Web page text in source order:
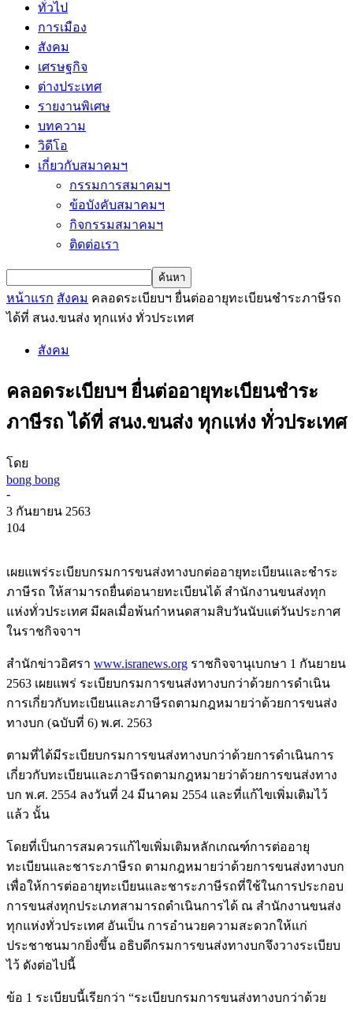
ทั่วไป
การเมือง
สังคม
เศรษฐกิจ
ต่างประเทศ
รายงานพิเศษ
บทความ
วิดีโอ
เกี่ยวกับสมาคมฯ
กรรมการสมาคมฯ
ข้อบังคับสมาคมฯ
กิจกรรมสมาคมฯ
ติดต่อเรา
หน้าแรก สังคม คลอดระเบียบฯ ยื่นต่ออายุทะเบียนชำระภาษีรถ
ได้ที่ สนง.ขนส่ง ทุกแห่ง ทั่วประเทศ
สังคม
คลอดระเบียบฯ ยื่นต่ออายุทะเบียนชำระ
ภาษีรถ ได้ที่ สนง.ขนส่ง ทุกแห่ง ทั่วประเทศ
โดย
bong bong
-
3 กันยายน 2563
104
เผยแพร่ระเบียบกรมการขนส่งทางบกต่ออายุทะเบียนและชำระ
ภาษีรถ ให้สามารถยื่นต่อนายทะเบียนได้ สำนักงานขนส่งทุก
แห่งทั่วประเทศ มีผลเมื่อพ้นกำหนดสามสิบวันนับแต่วันประกาศ
ในราชกิจจาฯ
สำนักข่าวอิศรา www.isranews.org ราชกิจจานุเบกษา 1 กันยายน
2563 เผยแพร่ ระเบียบกรมการขนส่งทางบกว่าด้วยการดำเนิน
การเกี่ยวกับทะเบียนและภาษีรถตามกฎหมายว่าด้วยการขนส่ง
ทางบก (ฉบับที่ 6) พ.ศ. 2563
ตามที่ได้มีระเบียบกรมการขนส่งทางบกว่าด้วยการดำเนินการ
เกี่ยวกับทะเบียนและภาษีรถตามกฎหมายว่าด้วยการขนส่งทาง
บก พ.ศ. 2554 ลงวันที่ 24 มีนาคม 2554 และที่แก้ไขเพิ่มเติมไว้
แล้ว นั้น
โดยที่เป็นการสมควรแก้ไขเพิ่มเติมหลักเกณฑ์การต่ออายุ
ทะเบียนและชาระภาษีรถ ตามกฎหมายว่าด้วยการขนส่งทางบก
เพื่อให้การต่ออายุทะเบียนและชาระภาษีรถที่ใช้ในการประกอบ
การขนส่งทุกประเภทสามารถดำเนินการได้ ณ สำนักงานขนส่ง
ทุกแห่งทั่วประเทศ อันเป็น การอำนวยความสะดวกให้แก่
ประชาชนมากยิ่งขึ้น อธิบดีกรมการขนส่งทางบกจึงวางระเบียบ
ไว้ ดังต่อไปนี้
ข้อ 1 ระเบียบนี้เรียกว่า “ระเบียบกรมการขนส่งทางบกว่าด้วย